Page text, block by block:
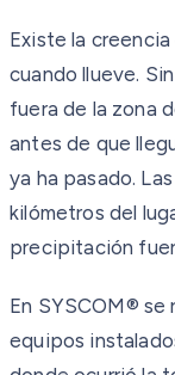
Existe la
cuando llueve.
fuera de la zona
antes de que
ya ha pasado.
kilómetros del
precipitación
En SYSCOM®
equipos